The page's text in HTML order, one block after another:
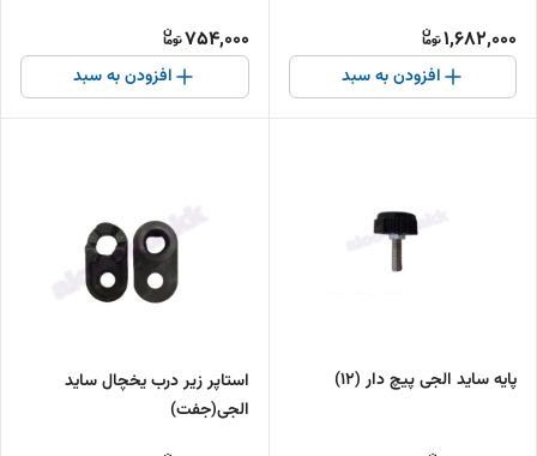
1,682,000
افزودن به سبد
754,000
افزودن به سبد
پایه ساید الجی پیچ دار (12)
استاپر زیر درب یخچال ساید
الجی(جفت)